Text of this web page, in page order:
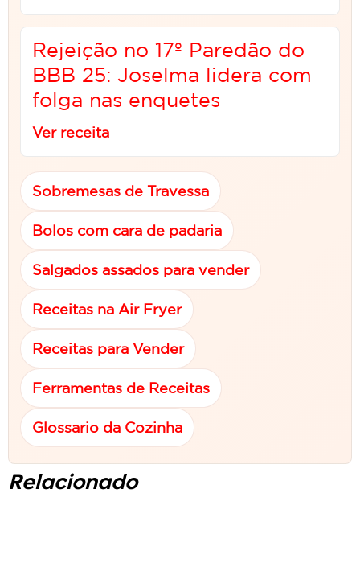
Rejeição no 17º Paredão do
BBB 25: Joselma lidera com
folga nas enquetes
Ver receita
Sobremesas de Travessa
Bolos com cara de padaria
Salgados assados para vender
Receitas na Air Fryer
Receitas para Vender
Ferramentas de Receitas
Glossario da Cozinha
Relacionado